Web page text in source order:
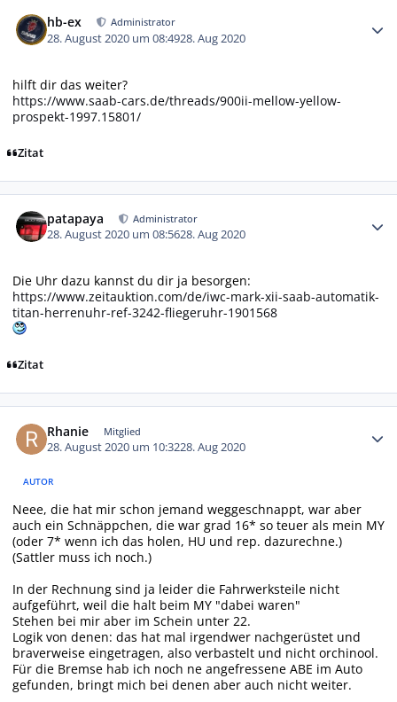
hb-ex Administrator
28. August 2020 um 08:4928. Aug 2020
hilft dir das weiter?
https://www.saab-cars.de/threads/900ii-mellow-yellow-
prospekt-1997.15801/
Zitat
patapaya Administrator
28. August 2020 um 08:5628. Aug 2020
Die Uhr dazu kannst du dir ja besorgen:
https://www.zeitauktion.com/de/iwc-mark-xii-saab-automatik-
titan-herrenuhr-ref-3242-fliegeruhr-1901568
Zitat
Rhanie Mitglied
28. August 2020 um 10:3228. Aug 2020
AUTOR
Neee, die hat mir schon jemand weggeschnappt, war aber
auch ein Schnäppchen, die war grad 16* so teuer als mein MY
(oder 7* wenn ich das holen, HU und rep. dazurechne.)
(Sattler muss ich noch.)
In der Rechnung sind ja leider die Fahrwerksteile nicht
aufgeführt, weil die halt beim MY "dabei waren"
Stehen bei mir aber im Schein unter 22.
Logik von denen: das hat mal irgendwer nachgerüstet und
braverweise eingetragen, also verbastelt und nicht orchinool.
Für die Bremse hab ich noch ne angefressene ABE im Auto
gefunden, bringt mich bei denen aber auch nicht weiter.